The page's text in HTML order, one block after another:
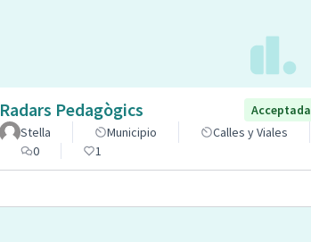
Radars Pedagògics
Acceptada
Stella
Municipio
Calles y Viales
0
1